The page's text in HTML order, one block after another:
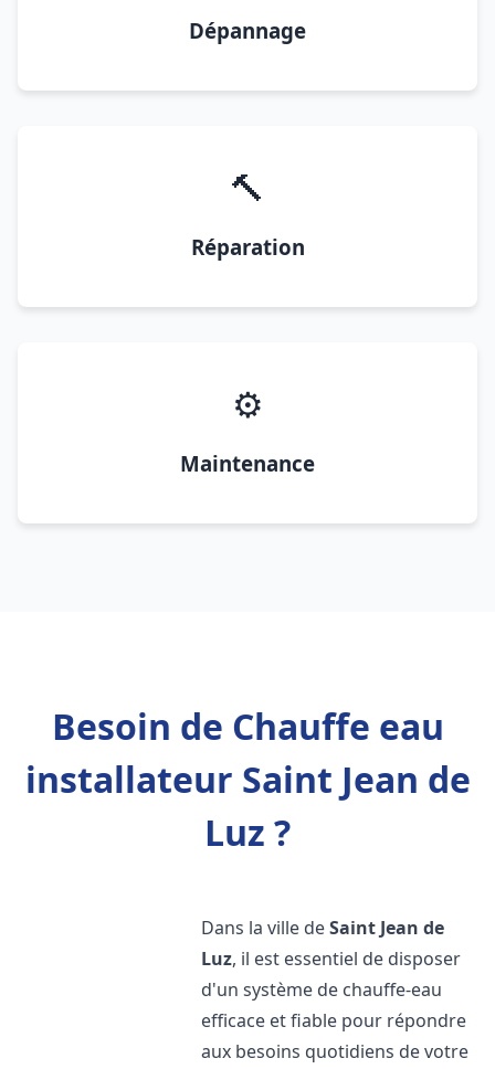
Dépannage
🔨
Réparation
⚙️
Maintenance
Besoin de Chauffe eau
installateur Saint Jean de
Luz ?
Dans la ville deSaint Jean de
Luz, il est essentiel de disposer
d'un système de chauffe-eau
efficace et fiable pour répondre
aux besoins quotidiens de votre